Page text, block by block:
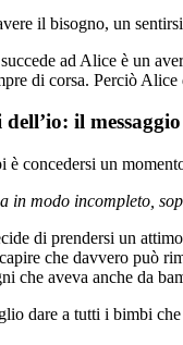
il bisogno, un
ad Alice è un
di corsa. Perciò
dell’io: il
è concedersi un
in modo incompleto,
di prendersi un
che davvero può
che aveva anche da
dare a tutti i bimbi